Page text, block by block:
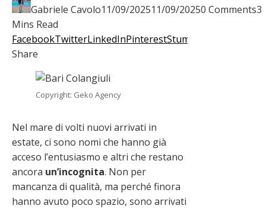
Gabriele Cavolo11/09/202511/09/20250 Comments3
Mins Read
FacebookTwitterLinkedInPinterestStumbleupon
Share
Copyright: Geko Agency
Nel mare di volti nuovi arrivati in
estate, ci sono nomi che hanno già
acceso l’entusiasmo e altri che restano
ancora un’incognita. Non per
mancanza di qualità, ma perché finora
hanno avuto poco spazio, sono arrivati